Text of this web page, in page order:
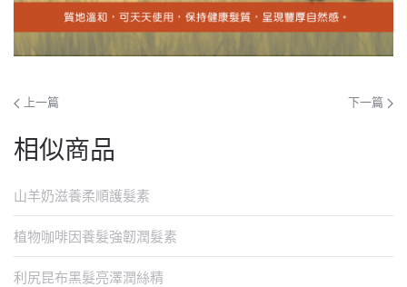
上一篇 下一篇
相似商品
山羊奶滋養柔順護髮素
植物咖啡因養髮強韌潤髮素
利尻昆布黑髮亮澤潤絲精